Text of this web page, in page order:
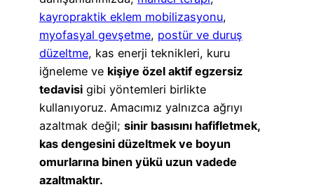
kayropraktik eklem mobilizasyonu,
myofasyal gevşetme, postür ve duruş
düzeltme, kas enerji teknikleri, kuru
iğneleme ve kişiye özel aktif egzersiz
tedavisi gibi yöntemleri birlikte
kullanıyoruz. Amacımız yalnızca ağrıyı
azaltmak değil; sinir basısını hafifletmek,
kas dengesini düzeltmek ve boyun
omurlarına binen yükü uzun vadede
azaltmaktır.